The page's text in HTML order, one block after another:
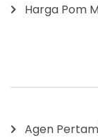
Harga Pom
Agen